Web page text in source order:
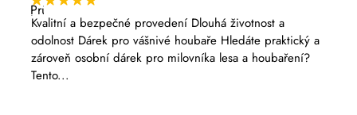
Průměrné
hodnocení
produktu
je
5,0
z
5
Kvalitní a bezpečné provedení Dlouhá životnost a
odolnost Dárek pro vášnivé houbaře Hledáte praktický a
zároveň osobní dárek pro milovníka lesa a houbaření?
Tento...